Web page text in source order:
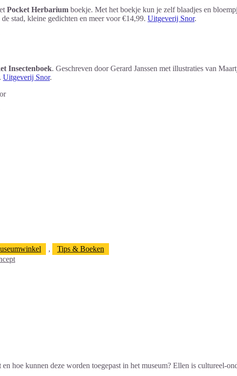
Pocket Herbarium boekje. Met het boekje kun je zelf blaadjes en
stad, kleine gedichten en meer voor €14,99. Uitgeverij Snor.
Insectenboek. Geschreven door Gerard Janssen met illustraties van
Uitgeverij Snor.
,
Tips & Boeken
hoe kunnen deze worden toegepast in het museum? Ellen is cultureel-